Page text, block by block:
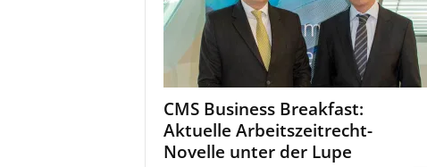
CMS Business Breakfast:
Aktuelle Arbeitszeitrecht-
Novelle unter der Lupe